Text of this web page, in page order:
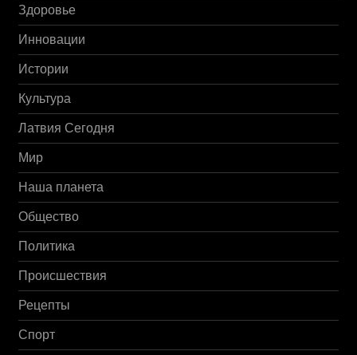
Здоровье
Инновации
Истории
Культура
Латвия Сегодня
Мир
Наша планета
Общество
Политика
Происшествия
Рецепты
Спорт